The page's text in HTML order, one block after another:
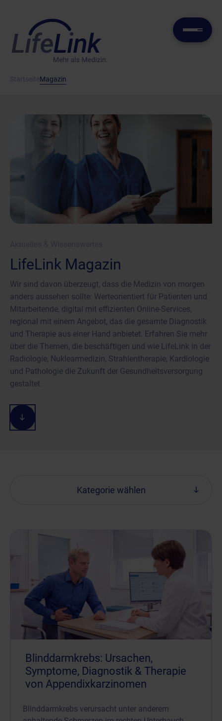
Magazin
LifeLink Magazin
Wir sind davon überzeugt, dass die Medizin von morgen
anders aussehen sollte: Werteorientiert für Patienten und
Mitarbeitende, digital mit effizienten Online-Services,
regional mit einem Angebot, das die gesamte Diagnostik
und Therapie aus einer Hand anbietet. Erfahren Sie mehr
über die Themen, die beschäftigen und wie LifeLink in der
Radiologie, Nuklearmedizin, Strahlentherapie, Kardiologie
und Pathologie die Zukunft der Gesundheitsversorgung
gestaltet.
Kategorie wählen
Blinddarmkrebs: Ursachen,
Symptome, Diagnostik & Therapie
von Appendixkarzinomen
Blinddarmkrebs verursacht unter anderem